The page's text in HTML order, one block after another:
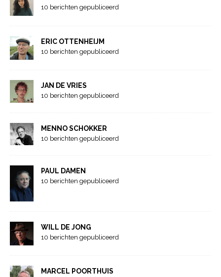
10 berichten gepubliceerd
ERIC OTTENHEIJM
10 berichten gepubliceerd
JAN DE VRIES
10 berichten gepubliceerd
MENNO SCHOKKER
10 berichten gepubliceerd
PAUL DAMEN
10 berichten gepubliceerd
WILL DE JONG
10 berichten gepubliceerd
MARCEL POORTHUIS